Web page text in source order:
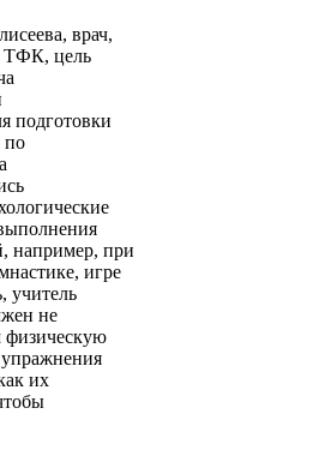
врач,
ТФК, цель
подготовки
по
например, при
игре
учитель
не
физическую
упражнения
их